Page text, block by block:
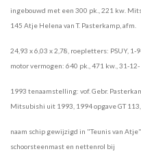
ingebouwd met een 300 pk., 221 kw.
145 Atje Helena van T. Pasterkamp, afm.
24,93 x 6,03 x 2,78, roepletters: PSUY, 1-
motor vermogen: 640 pk., 471 kw., 31-12-
1993 tenaamstelling: vof. Gebr.
Mitsubishi uit 1993, 1994 opgave GT
naam schip gewijzigd in "Teunisvan
schoorsteenmast en nettenrol bij